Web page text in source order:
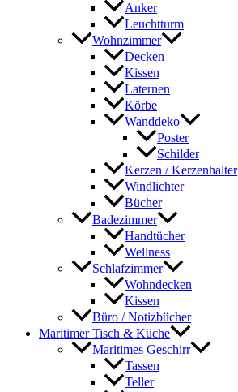
Anker
Leuchtturm
Wohnzimmer
Decken
Kissen
Laternen
Körbe
Wanddeko
Poster
Schilder
Kerzen / Kerzenhalter
Windlichter
Bücher
Badezimmer
Handtücher
Wellness
Schlafzimmer
Wohndecken
Kissen
Büro / Notizbücher
Maritimer Tisch & Küche
Maritimes Geschirr
Tassen
Teller